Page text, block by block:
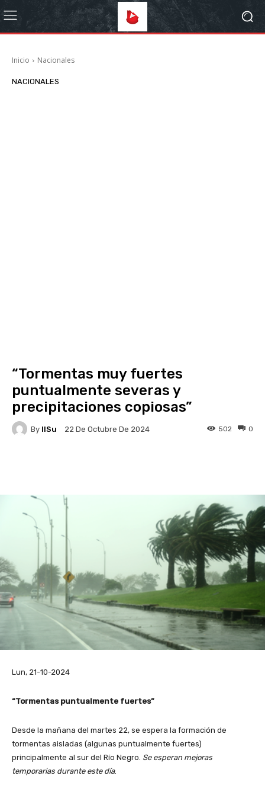
Inicio Nacionales
NACIONALES
​​​​​​​“Tormentas muy fuertes
puntualmente severas y
precipitaciones copiosas”
By IlSu 22 De Octubre De 2024 0
502
Lun, 21-10-2024
“Tormentas puntualmente fuertes”
Desde la mañana del martes 22, se espera la formación de
tormentas aisladas (algunas puntualmente fuertes)
principalmente al sur del Río Negro. Se esperan mejoras
temporarias durante este día.